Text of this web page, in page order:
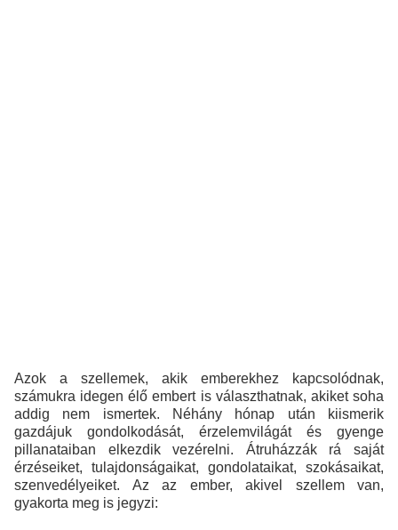
Azok a szellemek, akik emberekhez kapcsolódnak,
számukra idegen élő embert is választhatnak, akiket soha
addig nem ismertek. Néhány hónap után kiismerik
gazdájuk gondolkodását, érzelemvilágát és gyenge
pillanataiban elkezdik vezérelni. Átruházzák rá saját
érzéseiket, tulajdonságaikat, gondolataikat, szokásaikat,
szenvedélyeiket. Az az ember, akivel szellem van,
gyakorta meg is jegyzi: